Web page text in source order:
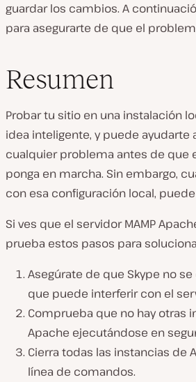
guardar los cambios. A
para asegurarte de que el
Resumen
Probar tu sitio en una instalación
idea inteligente, y puede ayudarte
cualquier problema antes de que
ponga en marcha. Sin embargo,
con esa configuración local,
Si ves que el servidor MAMP
prueba estos pasos para
Asegúrate de que Skype no
que puede interferir con el
Comprueba que no hay otras
Apache ejecutándose en
Cierra todas las instancias de
línea de comandos.